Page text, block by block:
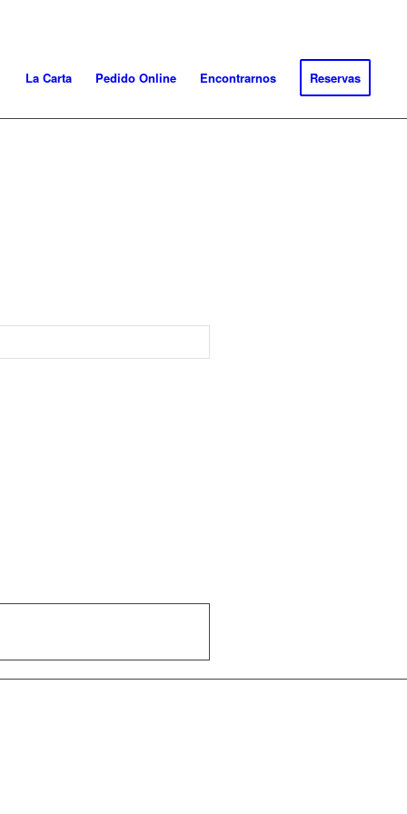
La Carta Pedido Online Encontrarnos Reservas